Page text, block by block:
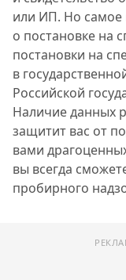
или ИП. Но самое
о постановке на
постановки на
в
Российской
Наличие данных
защитит вас от
вами
вы всегда
пробирного